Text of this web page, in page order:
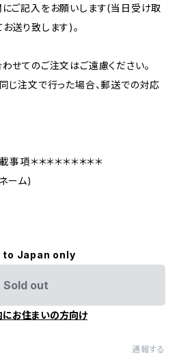
ご記入をお願いします(当日受け取
送り致します)。
せてのご注文はご遠慮ください。
じ注文で行った場合、郵送での対応
事項＊＊＊＊＊＊＊＊＊
ーム)
to Japan only
Sold out
にお住まいの方向け
通報する